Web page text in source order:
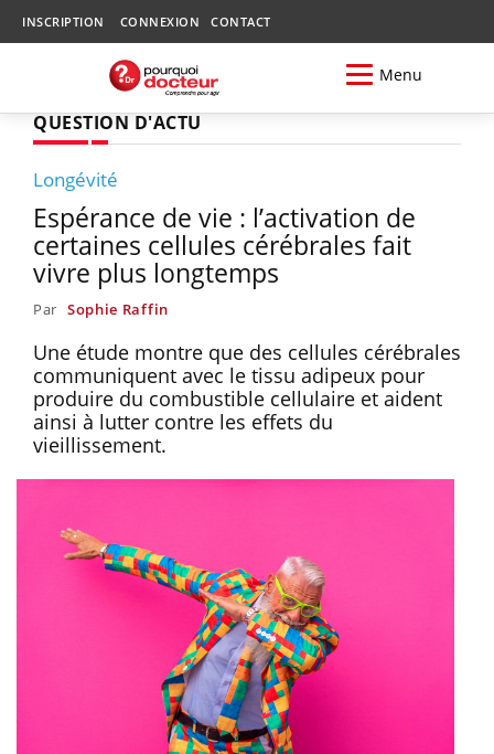
INSCRIPTION CONNEXION CONTACT
Menu
QUESTION D'ACTU
Longévité
Espérance de vie : l’activation de
certaines cellules cérébrales fait
vivre plus longtemps
Par Sophie Raffin
Une étude montre que des cellules cérébrales
communiquent avec le tissu adipeux pour
produire du combustible cellulaire et aident
ainsi à lutter contre les effets du
vieillissement.